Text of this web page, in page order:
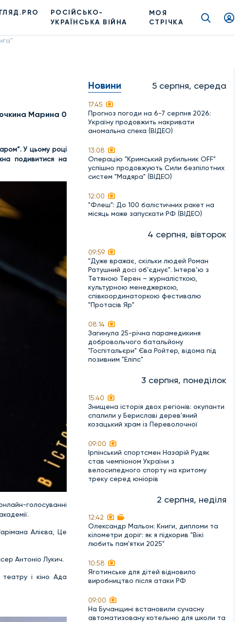
РОСІЙСЬКО-
УКРАЇНСЬКА ВІЙНА
МОЯ
СТРІЧКА
Марина 0
У цьому році
подивитися на
голосуванні
Алієва, Це
Антоніо Лукич.
і кіно Ада
Новини 5 серпня, середа
17:45
Прогноз погоди на 6-7 серпня 2026:
Україну продовжить накривати
аномальна спека (ВІДЕО)
13:08
Операцію "Кримський рубильник OFF"
успішно продовжують Сили безпілотних
систем "Мадяра" (ВІДЕО)
12:00
"Флеш": До 100 балістичних ракет на
місяць може запускати РФ (ВІДЕО)
4 серпня, вівторок
09:59
"Дуже вражає, скільки людей Роман
Ратушний досі об'єднує". Інтерв’ю з
Тетяною Терен – журналісткою,
культурною менеджеркою,
співкоординаторкою фестивалю
"Протасів Яр"
08:14
Загинула 25-річна парамедикиня
добровольчого батальйону
"Госпітальєри" Єва Ройтер, відома під
позивним "Еліпс"
3 серпня, понеділок
15:40
Знищена історія двох регіонів: окупанти
спалили у Бериславі дерев'яний
козацький храм із Переволочної
09:00
Ірпінський спортсмен Назарій Рудяк
став чемпіоном України з
велосипедного спорту на критому
треку серед юніорів
2 серпня, неділя
12:42
Олександр Мальон: Книги, дипломи та
кілометри доріг: як я підкорив "Вікі
любить пам'ятки 2025"
10:58
Яготинське для дітей відновило
виробництво після атаки РФ
09:00
На Бучанщині встановили сучасну
автоматизовану котельню для школи та